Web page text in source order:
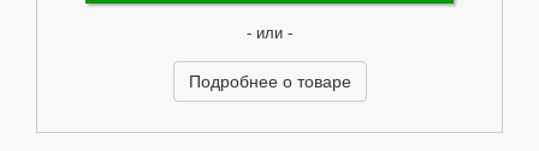
- или -
Подробнее о товаре